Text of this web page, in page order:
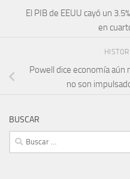
El PIB de EEUU cayó un
en
Powell dice economía aún
no son
BUSCAR
Buscar: